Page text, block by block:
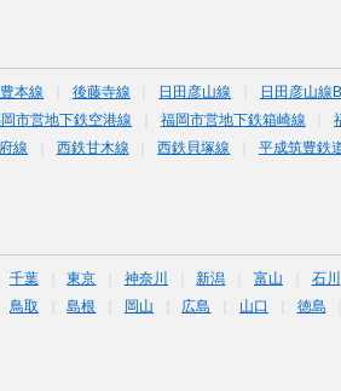
本線 後藤寺線 日田彦山線
日田彦山線
市営地下鉄空港線 福岡市営地下鉄箱崎線
線 西鉄甘木線 西鉄貝塚線
平成筑豊鉄
千葉 東京 神奈川 新潟 富山 石川
鳥取 島根 岡山 広島 山口 徳島